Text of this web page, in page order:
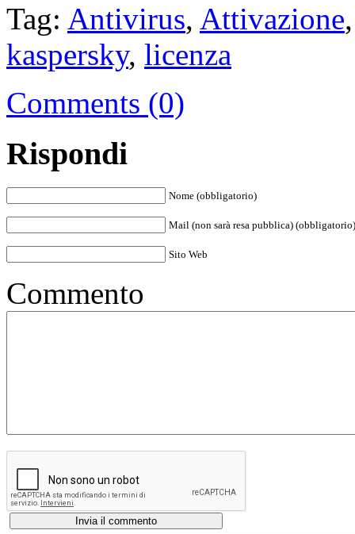
Tag: Antivirus, Attivazione
kaspersky, licenza
Comments (0)
Rispondi
Nome (obbligatorio)
Mail (non sarà resa pubblica) (obbligatorio)
Sito Web
Commento